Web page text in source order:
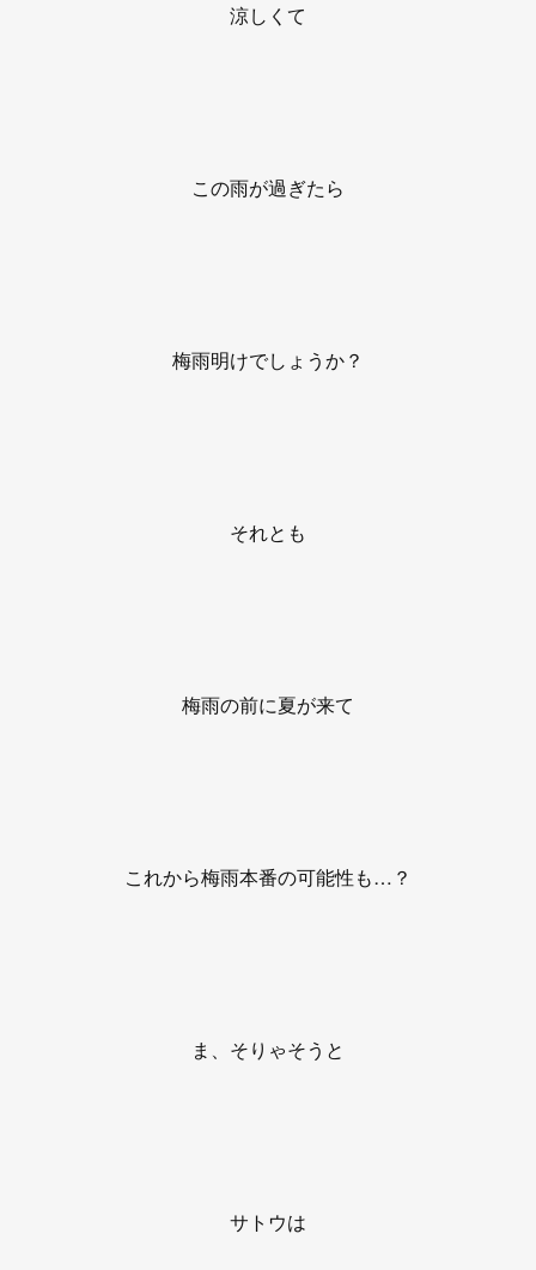
涼しくて
この雨が過ぎたら
梅雨明けでしょうか？
それとも
梅雨の前に夏が来て
これから梅雨本番の可能性も…？
ま、そりゃそうと
サトウは